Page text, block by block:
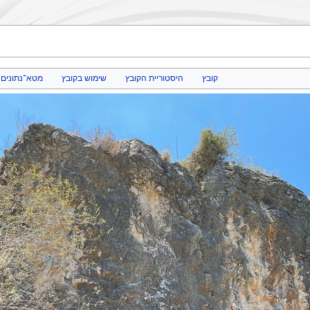
קובץ היסטוריית הקובץ שימוש בקובץ מטא־נתונים